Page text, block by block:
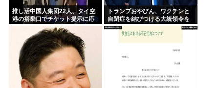
推し活中国人集団22人、タイ空
港の搭乗口でチケット提示に応
じず俳優と同じ機内に乗り込も
うとし大混乱 まとめて搭乗拒否
トランプおやびん、ワクチンと
自閉症を結びつける大統領令を
発表へ、